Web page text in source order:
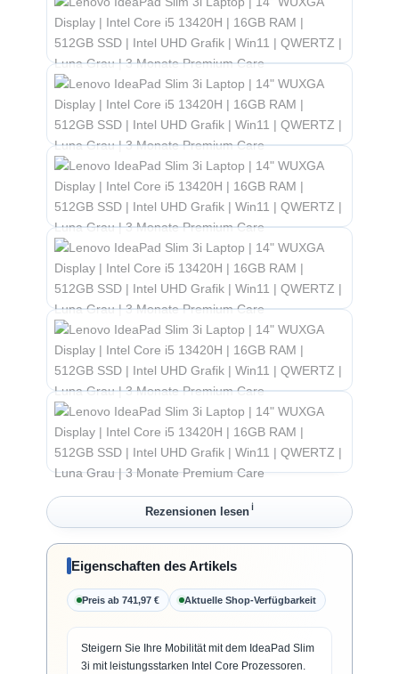
Rezensionen lesen ℹ︎
Eigenschaften des Artikels
Preis ab 741,97 € Aktuelle Shop-Verfügbarkeit
Steigern Sie Ihre Mobilität mit dem IdeaPad Slim
3i mit leistungsstarken Intel Core Prozessoren.